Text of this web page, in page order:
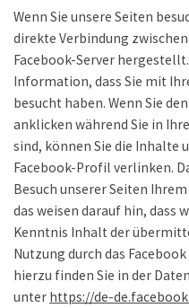
Wenn Sie unsere Seiten
direkte Verbindung
Facebook-Server
Information, dass Sie mit
besucht haben. Wenn Sie
anklicken während Sie in
sind, können Sie die Inhalte
Facebook-Profil verlinken.
Besuch unserer Seiten
das weisen darauf hin, dass
Kenntnis Inhalt der
Nutzung durch das
hierzu finden Sie in der
unter https://de-